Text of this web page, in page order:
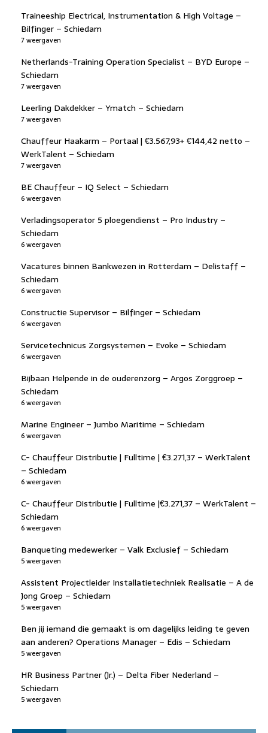
Traineeship Electrical, Instrumentation & High Voltage –
Bilfinger – Schiedam
7 weergaven
Netherlands-Training Operation Specialist – BYD Europe –
Schiedam
7 weergaven
Leerling Dakdekker – Ymatch – Schiedam
7 weergaven
Chauffeur Haakarm – Portaal | €3.567,93+ €144,42 netto –
WerkTalent – Schiedam
7 weergaven
BE Chauffeur – IQ Select – Schiedam
6 weergaven
Verladingsoperator 5 ploegendienst – Pro Industry –
Schiedam
6 weergaven
Vacatures binnen Bankwezen in Rotterdam – Delistaff –
Schiedam
6 weergaven
Constructie Supervisor – Bilfinger – Schiedam
6 weergaven
Servicetechnicus Zorgsystemen – Evoke – Schiedam
6 weergaven
Bijbaan Helpende in de ouderenzorg – Argos Zorggroep –
Schiedam
6 weergaven
Marine Engineer – Jumbo Maritime – Schiedam
6 weergaven
C- Chauffeur Distributie | Fulltime | €3.271,37 – WerkTalent
– Schiedam
6 weergaven
C- Chauffeur Distributie | Fulltime |€3.271,37 – WerkTalent –
Schiedam
6 weergaven
Banqueting medewerker – Valk Exclusief – Schiedam
5 weergaven
Assistent Projectleider Installatietechniek Realisatie – A de
Jong Groep – Schiedam
5 weergaven
Ben jij iemand die gemaakt is om dagelijks leiding te geven
aan anderen? Operations Manager – Edis – Schiedam
5 weergaven
HR Business Partner (Jr.) – Delta Fiber Nederland –
Schiedam
5 weergaven